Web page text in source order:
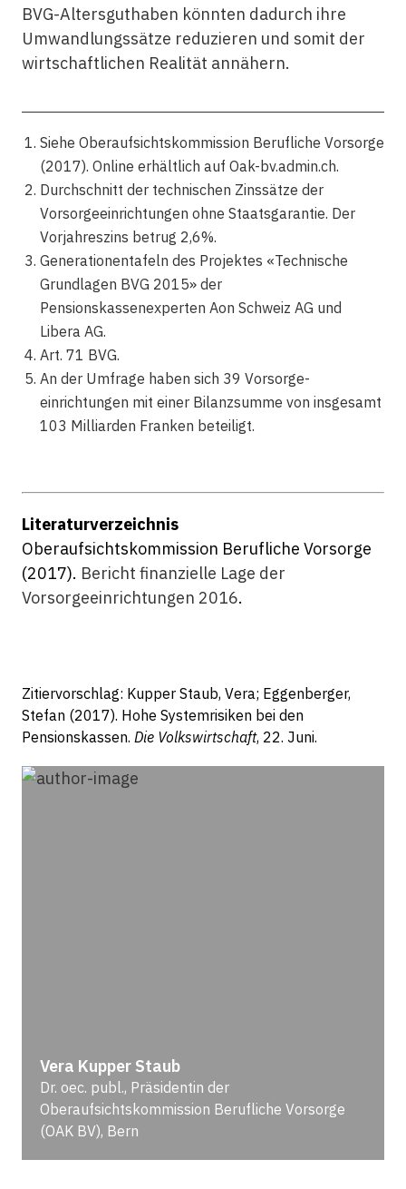
BVG-Altersguthaben könnten dadurch ihre
Umwandlungssätze reduzieren und somit der
wirtschaftlichen Realität annähern.
Siehe Oberaufsichtskommission Berufliche Vorsorge
(2017). Online erhältlich auf Oak-bv.admin.ch.
Durchschnitt der technischen Zinssätze der
Vorsorgeeinrichtungen ohne Staatsgarantie. Der
Vorjahreszins betrug 2,6%.
Generationentafeln des Projektes «Technische
Grundlagen BVG 2015» der
Pensionskassenexperten Aon Schweiz AG und
Libera AG.
Art. 71 BVG.
An der Umfrage haben sich 39 Vorsorge­
einrichtungen mit einer Bilanzsumme von insgesamt
103 Milliarden Franken beteiligt.
Literaturverzeichnis
Oberaufsichtskommission Berufliche Vorsorge
(2017). Bericht finanzielle Lage der
Vorsorgeeinrichtungen 2016.
Zitiervorschlag: Kupper Staub, Vera; Eggenberger,
Stefan (2017). Hohe Systemrisiken bei den
Pensionskassen. Die Volkswirtschaft, 22. Juni.
Vera Kupper Staub
Dr. oec. publ., Präsidentin der
Oberaufsichtskommission Berufliche Vorsorge
(OAK BV), Bern